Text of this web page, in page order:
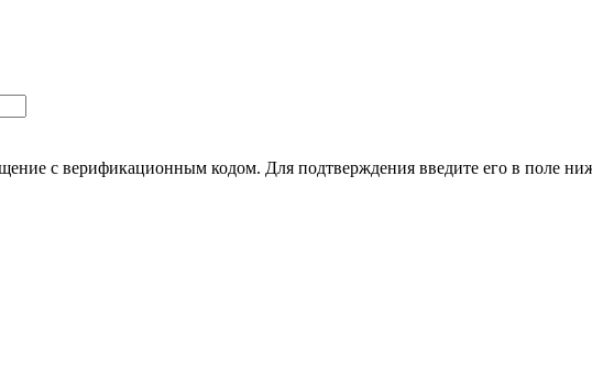
с верификационным кодом. Для подтверждения введите его в поле